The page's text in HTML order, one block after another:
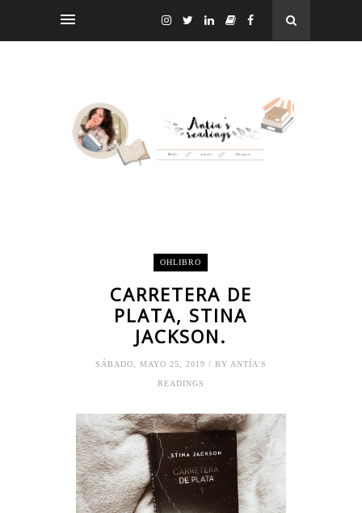
OHLIBRO
CARRETERA DE
PLATA, STINA
JACKSON.
SÁBADO, MAYO 25, 2019 / BY ANTÍA'S
READINGS